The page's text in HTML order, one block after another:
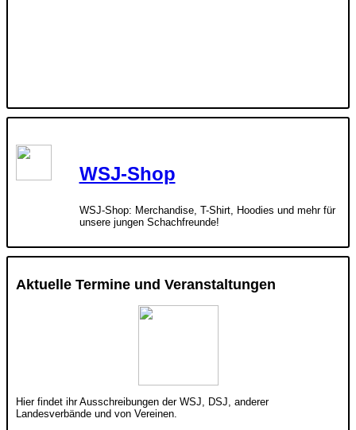
WSJ-Shop
WSJ-Shop: Merchandise, T-Shirt, Hoodies und mehr für
unsere jungen Schachfreunde!
Aktuelle Termine und Veranstaltungen
Hier findet ihr Ausschreibungen der WSJ, DSJ, anderer
Landesverbände und von Vereinen.